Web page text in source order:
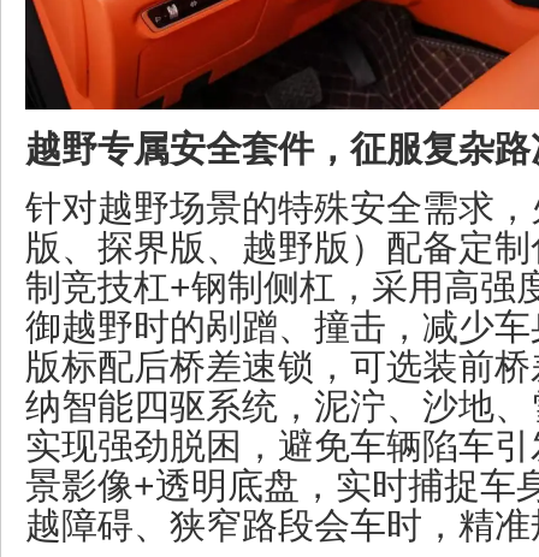
越野专属安全套件，征服复杂
针对越野场景的特殊安全需求
版、探界版、越野版）配备定
制竞技杠+钢制侧杠，采用高强
御越野时的剐蹭、撞击，减少
版标配后桥差速锁，可选装前
纳智能四驱系统，泥泞、沙地
实现强劲脱困，避免车辆陷车
景影像+透明底盘，实时捕捉车
越障碍、狭窄路段会车时，精